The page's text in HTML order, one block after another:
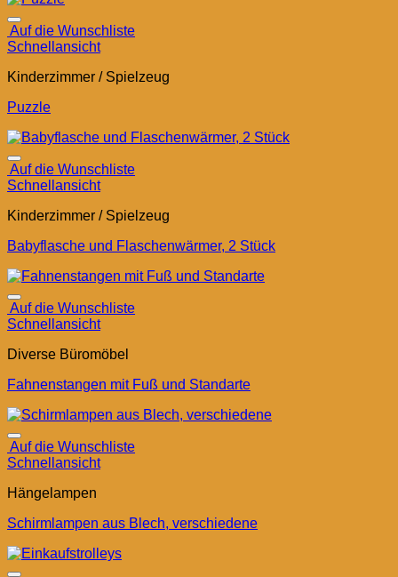
Auf die Wunschliste
Schnellansicht
Kinderzimmer / Spielzeug
Puzzle
Auf die Wunschliste
Schnellansicht
Kinderzimmer / Spielzeug
Babyflasche und Flaschenwärmer, 2 Stück
Auf die Wunschliste
Schnellansicht
Diverse Büromöbel
Fahnenstangen mit Fuß und Standarte
Auf die Wunschliste
Schnellansicht
Hängelampen
Schirmlampen aus Blech, verschiedene